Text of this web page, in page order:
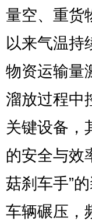
量空、重货
以来气温持
物资运输量
溜放过程中
关键设备，
的安全与效
菇刹车手”
车辆碾压，